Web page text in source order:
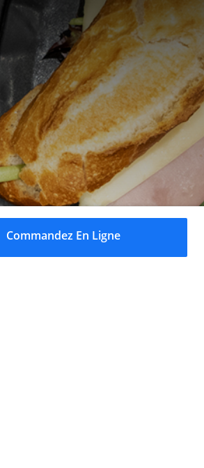
Commandez En Ligne